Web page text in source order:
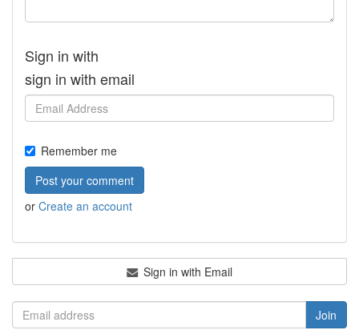
Sign in with
sign in with email
Remember me
or Create an account
Sign in with Email